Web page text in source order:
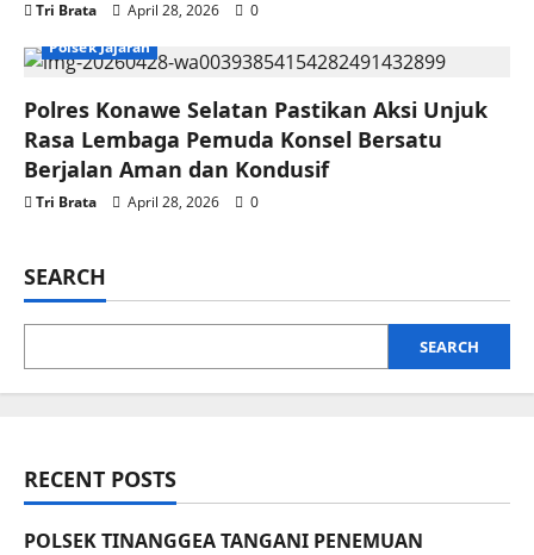
Tri Brata April 28, 2026
0
Polsek Jajaran
Polres Konawe Selatan Pastikan Aksi Unjuk
Rasa Lembaga Pemuda Konsel Bersatu
Berjalan Aman dan Kondusif
Tri Brata April 28, 2026 0
SEARCH
SEARCH
RECENT POSTS
POLSEK TINANGGEA TANGANI PENEMUAN